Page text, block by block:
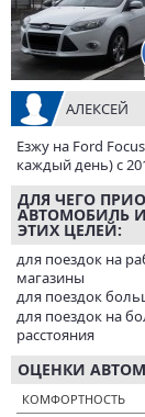
АЛЕКСЕЙ
Езжу на Ford
каждый день) с
ДЛЯ ЧЕГО
АВТОМОБИЛЬ
ЭТИХ ЦЕЛЕЙ:
для поездок на
магазины
для поездок
для поездок на
расстояния
ОЦЕНКИ
КОМФОРТНОСТЬ